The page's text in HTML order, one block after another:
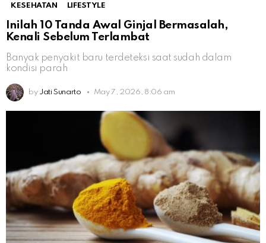
KESEHATAN LIFESTYLE
Inilah 10 Tanda Awal Ginjal Bermasalah,
Kenali Sebelum Terlambat
Banyak penyakit baru terdeteksi saat sudah dalam
kondisi parah
by Jati Sunarto May 7, 2026, 8:06 am